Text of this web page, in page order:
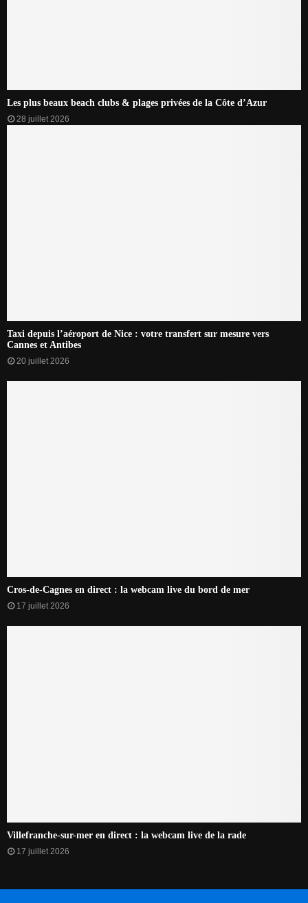
Les plus beaux beach clubs & plages privées de la Côte d’Azur
28 juillet 2026
Taxi depuis l’aéroport de Nice : votre transfert sur mesure vers
Cannes et Antibes
20 juillet 2026
Cros-de-Cagnes en direct : la webcam live du bord de mer
17 juillet 2026
Villefranche-sur-mer en direct : la webcam live de la rade
17 juillet 2026